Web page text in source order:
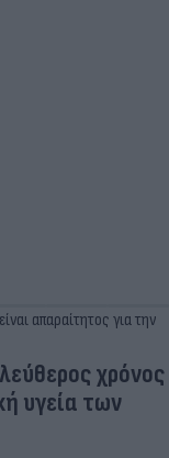
χρόνος
υγεία των